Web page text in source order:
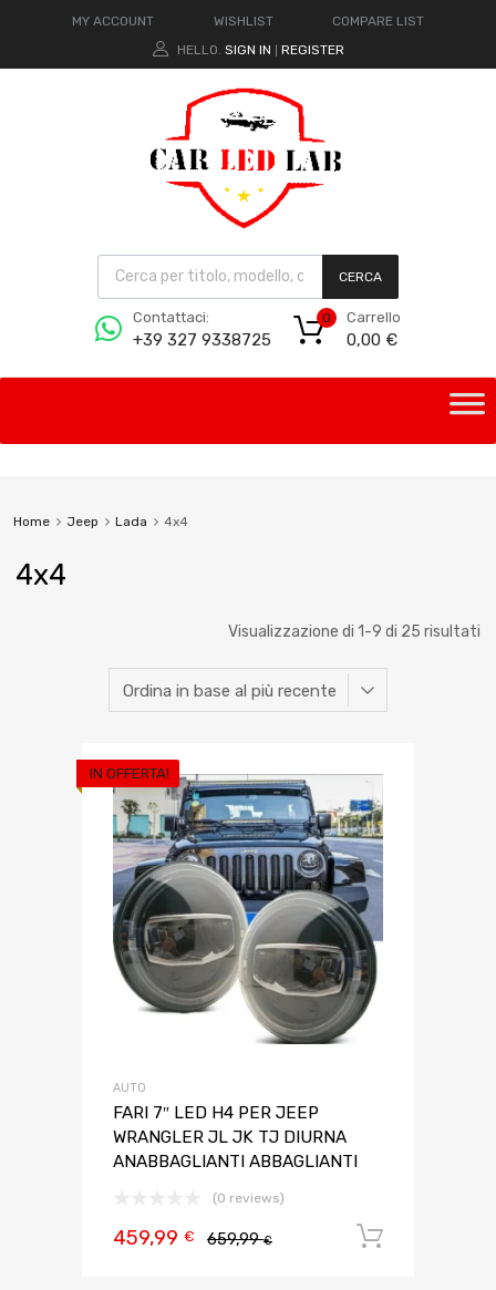
MY ACCOUNT WISHLIST
COMPARE LIST
HELLO. SIGN IN REGISTER
CERCA
Contattaci:
+39 327 9338725
Carrello
0,00 €
0
Home Jeep Lada 4x4
4x4
Visualizzazione di 1-9 di 25 risultati
IN OFFERTA!
AUTO
FARI 7″ LED H4 PER JEEP
WRANGLER JL JK TJ DIURNA
ANABBAGLIANTI ABBAGLIANTI
(0 reviews)
659,99€
459,99 €